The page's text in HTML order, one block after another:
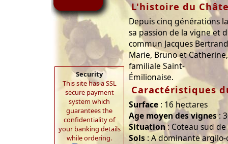
Security
This site has a SSL
secure payment
system which
guarantees the
confidentiality of
your banking details
while ordering.
L'histoire du
Depuis cinq générations
sa passion de la vigne et
commun Jacques
Marie, Bruno et
familiale Saint-
Émilionaise.
Caractéristiques
Surface : 16 hectares
Age moyen des vignes:
Situation: Coteau sud
Sols : A dominante